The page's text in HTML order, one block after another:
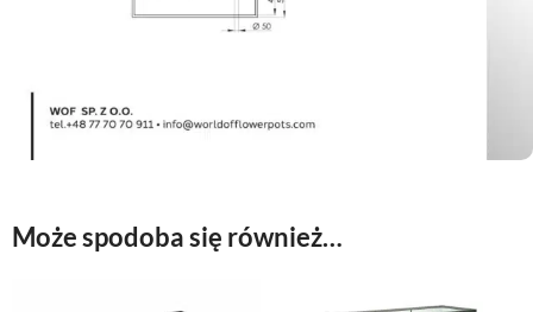
Może spodoba się również…